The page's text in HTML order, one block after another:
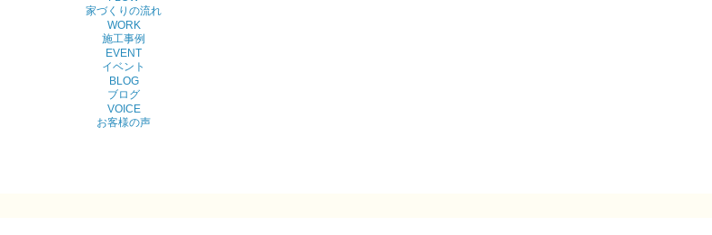
家づくりの流れ
WORK
施工事例
EVENT
イベント
BLOG
ブログ
VOICE
お客様の声